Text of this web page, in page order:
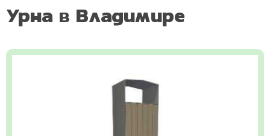
Урна в Владимире